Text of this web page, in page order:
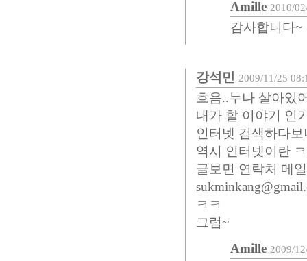
Amille 2010/
감사합니다~
강석민 2009/11/25
흐음..누나 살아있
내가 할 이야기 인
인터넷 검색하다
역시 인터넷이란
글보면 연락처 메
ㅋㅋ
그럼~
Amille 2009/